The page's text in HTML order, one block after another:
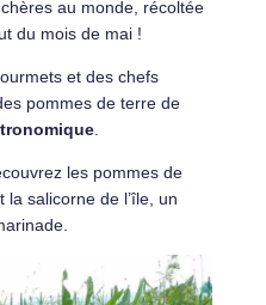
au monde, récoltée
du mois de mai !
et des chefs
pommes de terre de
les pommes de
salicorne de l’île, un